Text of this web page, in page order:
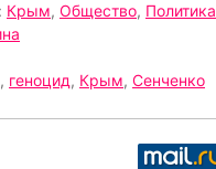
Крым, Общество, Политика
, геноцид, Крым, Сенченко